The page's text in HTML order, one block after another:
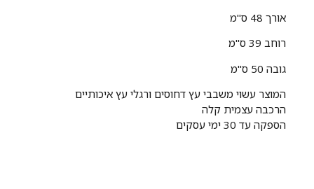
אורך 48 ס"מ
רוחב 39 ס"מ
גובה 50 ס"מ
המוצר עשוי משבבי עץ דחוסים ורגלי עץ איכותיים
הרכבה עצמית קלה
הספקה עד 30 ימי עסקים